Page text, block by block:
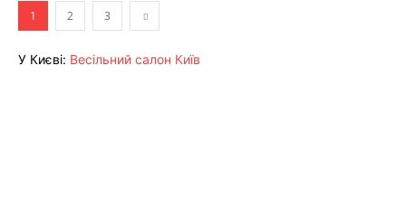
1 2 3
У Києві: Весільний салон Київ